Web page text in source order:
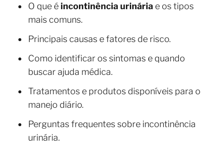
O que é incontinência urinária e os tipos
mais comuns.
Principais causas e fatores de risco.
Como identificar os sintomas e quando
buscar ajuda médica.
Tratamentos e produtos disponíveis para o
manejo diário.
Perguntas frequentes sobre incontinência
urinária.